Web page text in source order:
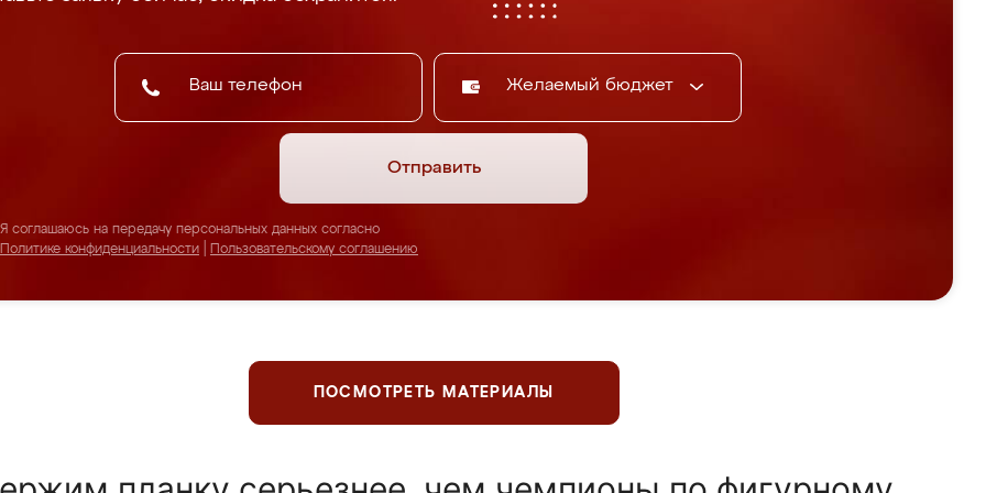
Желаемый бюджет
Отправить
Я соглашаюсь на передачу персональных данных согласно
Политике конфиденциальности
Пользовательскому соглашению
ПОСМОТРЕТЬ МАТЕРИАЛЫ